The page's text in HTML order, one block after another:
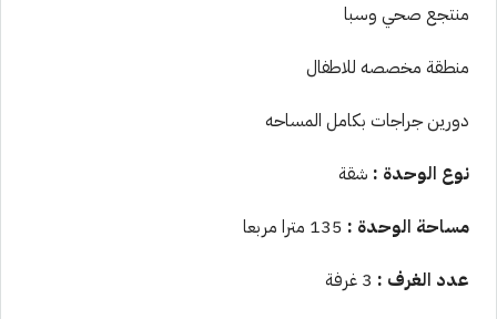
منتجع صحي وسبا
منطقة مخصصه للاطفال
دورين جراجات بكامل المساحه
نوع الوحدة : شقة
مساحة الوحدة :
عدد الغرف :